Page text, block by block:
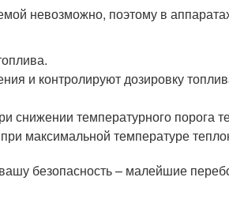
невозможно, поэтому в
и контролируют дозировку
снижении температурного порога
максимальной температуре
безопасность – малейшие